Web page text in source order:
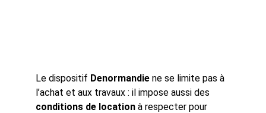
Le dispositif Denormandie ne se limite pas à
l’achat et aux travaux : il impose aussi des
conditions de location à respecter pour